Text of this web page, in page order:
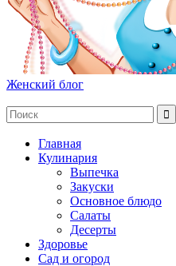
Женский блог
Главная
Кулинария
Выпечка
Закуски
Основное блюдо
Салаты
Десерты
Здоровье
Сад и огород